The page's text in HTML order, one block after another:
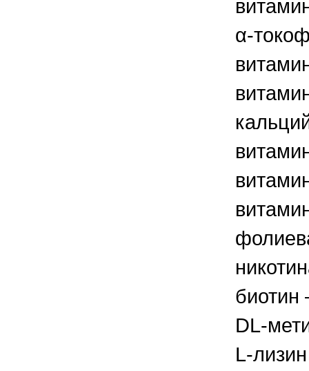
α-
биотин
DL-
L-